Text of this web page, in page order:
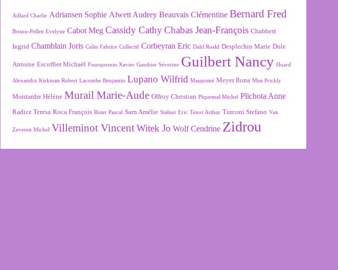
Adlard Charlie Adriansen Sophie Alwett Audrey Beauvais Clémentine Bernard Fred
Brisou-Pellen Evelyne Cabot Meg Cassidy Cathy Chabas Jean-François Chabbert
Ingrid Chamblain Joris Colin Fabrice Collectif Corbeyran Eric Dahl Roald Desplechin Marie Dole
Antoine Escoffier Michaël Fourquemin Xavier Gauthier Séverine Guilbert Nancy Huard
Alexandra Kirkman Robert Lacombe Benjamin Lupano Wilfrid Maupomé Meyer Ilona Miss Prickly
Montardre Hélène Murail Marie-Aude Offroy Christian Piquemal Michel Plichota Anne
Radice Teresa Roca François Ruter Pascal Sarn Amélie Stalner Eric Tenor Arthur Turconi Stefano Van
Zeveren Michel Villeminot Vincent Witek Jo Wolf Cendrine Zidrou